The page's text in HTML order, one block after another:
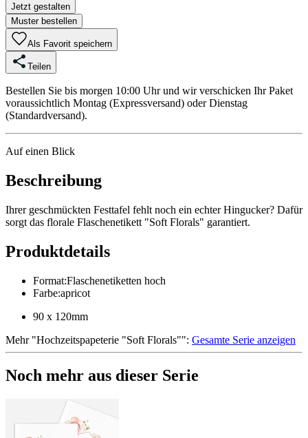
Jetzt gestalten
Muster bestellen
Als Favorit speichern
Teilen
Bestellen Sie bis morgen 10:00 Uhr und wir verschicken Ihr Paket
voraussichtlich Montag (Expressversand) oder Dienstag
(Standardversand).
Auf einen Blick
Beschreibung
Ihrer geschmückten Festtafel fehlt noch ein echter Hingucker? Dafür
sorgt das florale Flaschenetikett "Soft Florals" garantiert.
Produktdetails
Format:Flaschenetiketten hoch
Farbe:apricot
90 x 120mm
Mehr"Hochzeitspapeterie "Soft Florals"": Gesamte Serie anzeigen
Noch mehr aus dieser Serie